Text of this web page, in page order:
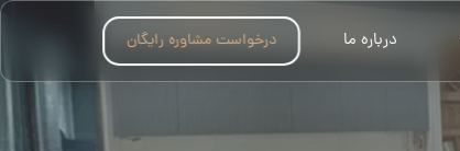
درخواست مشاوره رایگان درباره ما